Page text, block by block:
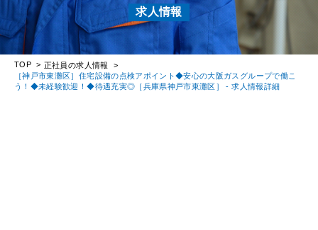
求人情報
TOP
正社員の求人情報
［神戸市東灘区］住宅設備の点検アポイント◆安心の大阪ガスグループで働こ
う！◆未経験歓迎！◆待遇充実◎［兵庫県神戸市東灘区］ - 求人情報詳細